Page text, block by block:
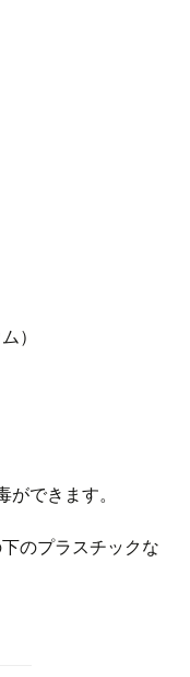
）
できます。
のプラスチックな